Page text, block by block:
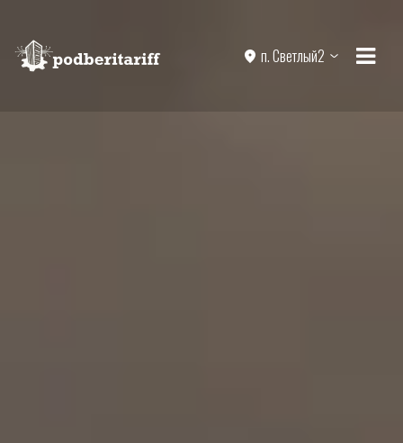
п. Светлый2